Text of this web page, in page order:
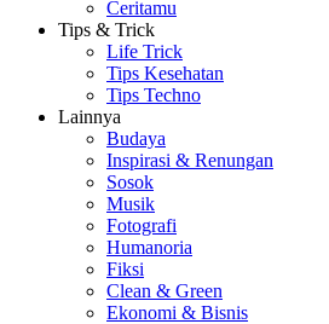
Ceritamu
Tips & Trick
Life Trick
Tips Kesehatan
Tips Techno
Lainnya
Budaya
Inspirasi & Renungan
Sosok
Musik
Fotografi
Humanoria
Fiksi
Clean & Green
Ekonomi & Bisnis